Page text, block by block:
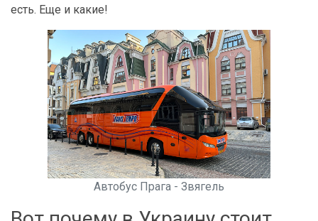
есть. Еще и какие!
Автобус Прага - Звягель